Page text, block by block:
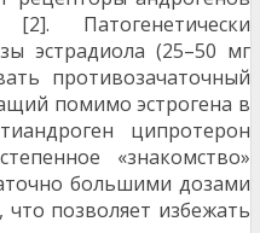
Патогенетически
эстрадиола (25–50 мг
противозачаточный
помимо эстрогена в
ципротерон
«знакомство»
большими дозами
позволяет избежать